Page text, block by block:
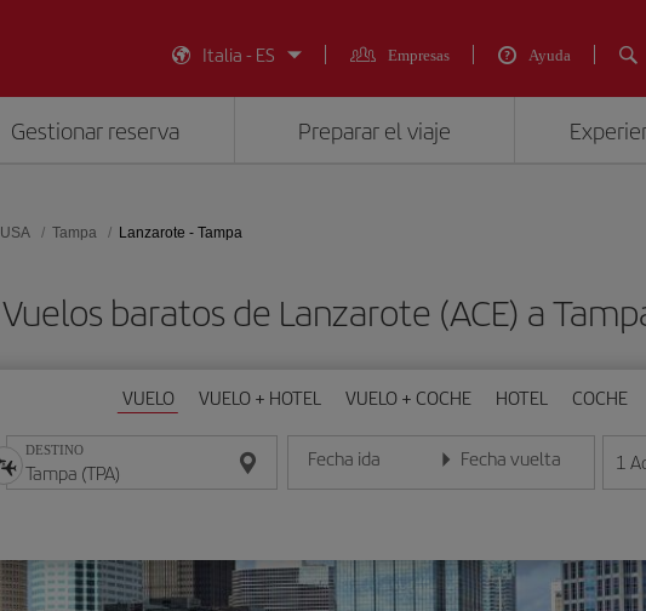
Italia - ES
Empresas Ayuda
Gestionar reserva Preparar el viaje
USA Tampa Lanzarote - Tampa
Vuelos baratos de Lanzarote (ACE) a
VUELO VUELO + HOTEL VUELO + COCHE HOTEL COCHE
DESTINO Fecha ida
Introduce la fecha en formato día/mes/año
Fecha vuelta
Introduce la fecha en 1